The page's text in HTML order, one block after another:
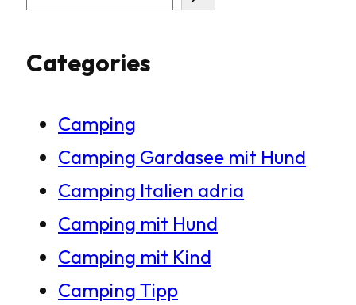
c
Categories
Camping
Camping Gardasee mit Hund
Camping Italien adria
Camping mit Hund
Camping mit Kind
Camping Tipp